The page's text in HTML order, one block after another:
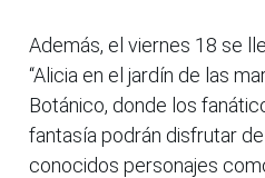
Además, el viernes 18 se
“Alicia en el jardín de las
Botánico, donde los
fantasía podrán disfrutar
conocidos personajes